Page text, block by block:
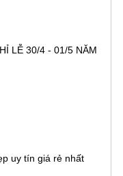
LỄ 30/4 - 01/5 NĂM
uy tín giá rẻ nhất